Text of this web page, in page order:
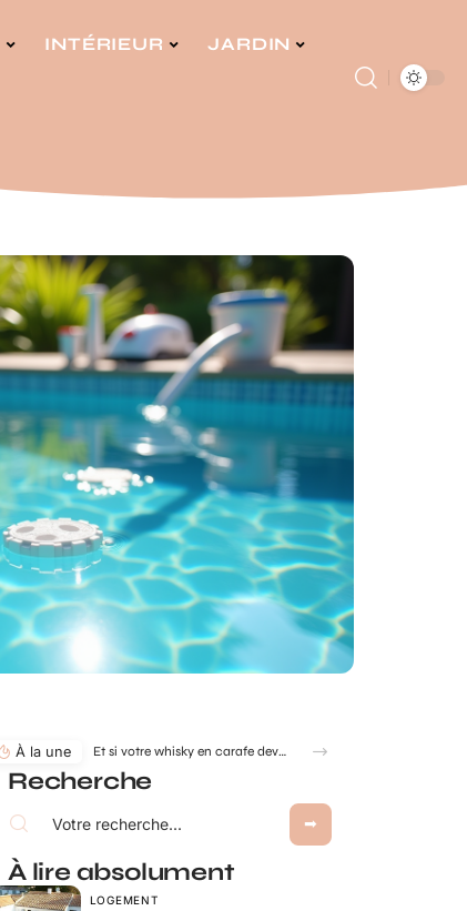
INTÉRIEUR JARDIN
À la une Et si votre whisky en carafe devenait la pièce maîtresse de votre salon ?
Recherche
À lire absolument
LOGEMENT